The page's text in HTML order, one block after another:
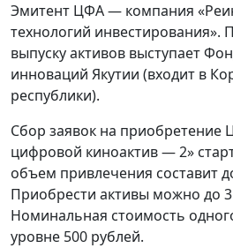
Эмитент ЦФА — компания
технологий инвестирования».
выпуску активов выступает
инноваций Якутии (входит в
республики).
Сбор заявок на приобретение
цифровой киноактив — 2»
объем привлечения составит
Приобрести активы можно до
Номинальная стоимость
уровне 500 рублей.